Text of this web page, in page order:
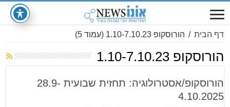
דף הבית / הורוסקופ 1.10-7.10.23 (עמוד 5)
הורוסקופ 1.10-7.10.23
הורוסקופ/אסטרולוגיה: תחזית שבועית 28.9-
4.10.2025